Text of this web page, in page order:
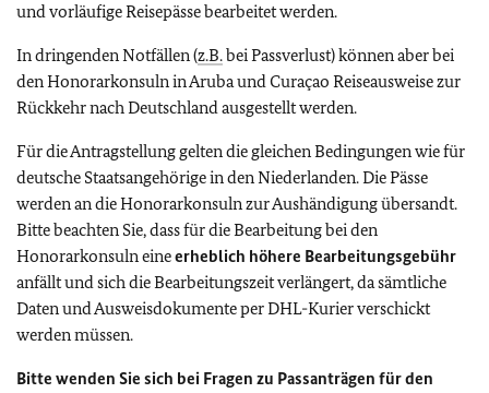
und vorläufige Reisepässe bearbeitet werden.
In dringenden Notfällen (z.B.bei Passverlust) können aber bei
den Honorarkonsuln in Aruba und Curaçao Reiseausweise zur
Rückkehr nach Deutschland ausgestellt werden.
Für die Antragstellung gelten die gleichen Bedingungen wie für
deutsche Staatsangehörige in den Niederlanden. Die Pässe
werden an die Honorarkonsuln zur Aushändigung übersandt.
Bitte beachten Sie, dass für die Bearbeitung bei den
Honorarkonsuln eineerheblich höhere Bearbeitungsgebühr
anfällt und sich die Bearbeitungszeit verlängert, da sämtliche
Daten und Ausweisdokumente per DHL-Kurier verschickt
werden müssen.
Bitte wenden Sie sich bei Fragen zu Passanträgen für den